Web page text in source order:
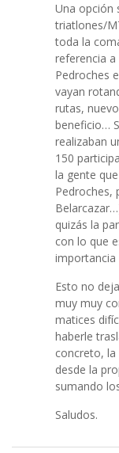
Una opción
triatlones/
toda la
referencia
Pedroches
vayan
rutas,
beneficio…
realizaban
150
la gente
Pedroches,
quizás la
con lo que
importancia
Esto no
muy muy
matices
haberle
concreto,
desde la
sumando
Saludos.